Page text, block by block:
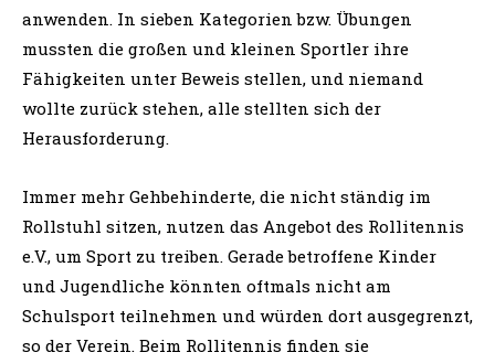
anwenden. In sieben Kategorien bzw. Übungen
mussten die großen und kleinen Sportler ihre
Fähigkeiten unter Beweis stellen, und niemand
wollte zurück stehen, alle stellten sich der
Herausforderung.
Immer mehr Gehbehinderte, die nicht ständig im
Rollstuhl sitzen, nutzen das Angebot des Rollitennis
e.V., um Sport zu treiben. Gerade betroffene Kinder
und Jugendliche könnten oftmals nicht am
Schulsport teilnehmen und würden dort ausgegrenzt,
so der Verein. Beim Rollitennis finden sie